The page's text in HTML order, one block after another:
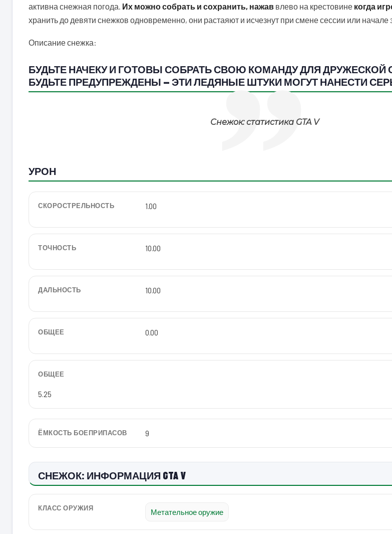
активна снежная погода. Их можно собрать и сохранить, нажав влево на крестовине когда
хранить до девяти снежков одновременно, они растаяют и исчезнут при смене сессии или начале
Описание снежка:
БУДЬТЕ НАЧЕКУ И ГОТОВЫ СОБРАТЬ СВОЮ КОМАНДУ ДЛЯ
БУДЬТЕ ПРЕДУПРЕЖДЕНЫ — ЭТИ ЛЕДЯНЫЕ ШТУКИ МОГУТ НАНЕСТИ
Снежок: статистика GTA V
УРОН
СКОРОСТРЕЛЬНОСТЬ 1.00
ТОЧНОСТЬ 10.00
ДАЛЬНОСТЬ 10.00
ОБЩЕЕ 0.00
ОБЩЕЕ
5.25
ЁМКОСТЬ БОЕПРИПАСОВ 9
СНЕЖОК: ИНФОРМАЦИЯ GTA V
КЛАСС ОРУЖИЯ Метательное оружие